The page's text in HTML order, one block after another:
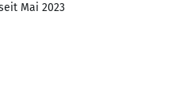
Mai 2023